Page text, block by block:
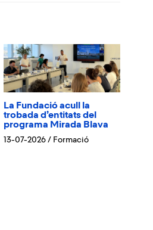
La Fundació acull la
trobada d’entitats del
programa Mirada Blava
13-07-2026 / Formació